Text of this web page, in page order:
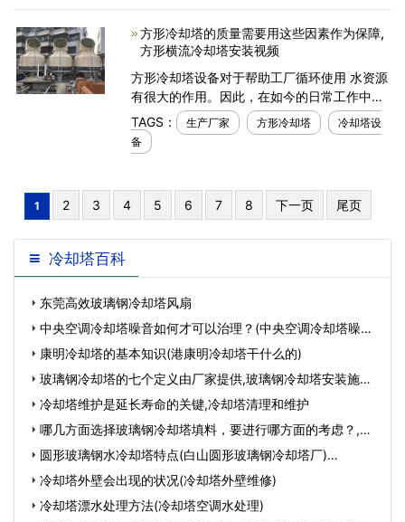
厂家做好
方形冷却塔的质量需要用这些因素作为保障,
方形横流冷却塔安装视频
方形冷却塔设备对于帮助工厂循环使用 水资源
有很大的作用。因此，在如今的日常工作中也
就可以比较经常性地看到。有比较多的目标客
户之后，也就有更多的用户会关心这一设备的
质量和性
TAGS： 生产厂家 方形冷却塔
冷却塔设
备
1 2 3 4 5 6 7 8 下一页 尾页
冷却塔百科
东莞高效玻璃钢冷却塔风扇
中央空调冷却塔噪音如何才可以治理？(中央空调冷却塔噪音
罚款)…
康明冷却塔的基本知识(港康明冷却塔干什么的)
玻璃钢冷却塔的七个定义由厂家提供,玻璃钢冷却塔安装施工
方案…
冷却塔维护是延长寿命的关键,冷却塔清理和维护
哪几方面选择玻璃钢冷却塔填料，要进行哪方面的考虑？,卫
生间玻璃有几种选…
圆形玻璃钢水冷却塔特点(白山圆形玻璃钢冷却塔厂)…
冷却塔外壁会出现的状况(冷却塔外壁维修)
冷却塔漂水处理方法(冷却塔空调水处理)